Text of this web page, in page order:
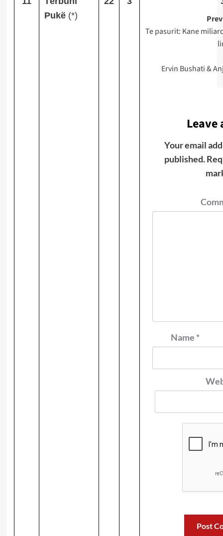
Pukë(*)
navigation
Te pasurit: Kane
Ervin Bushati &
Leave
Your email
published.
Name *